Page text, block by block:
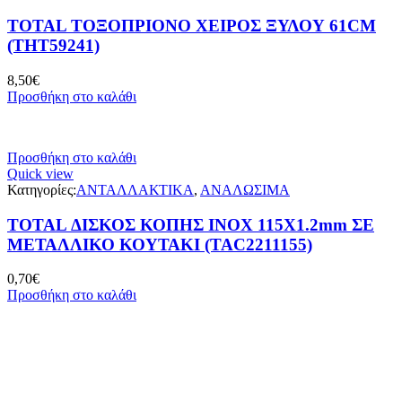
TOTAL ΤΟΞΟΠΡΙΟΝΟ ΧΕΙΡΟΣ ΞΥΛΟΥ 61CM
(THT59241)
8,50€
Προσθήκη στο καλάθι
Προσθήκη στο καλάθι
Quick view
Κατηγορίες:ΑΝΤΑΛΛΑΚΤΙΚΑ, ΑΝΑΛΩΣΙΜΑ
TOTAL ΔΙΣΚΟΣ ΚΟΠΗΣ ΙΝΟΧ 115Χ1.2mm ΣΕ
ΜΕΤΑΛΛΙΚΟ ΚΟΥΤΑΚΙ (TAC2211155)
0,70€
Προσθήκη στο καλάθι